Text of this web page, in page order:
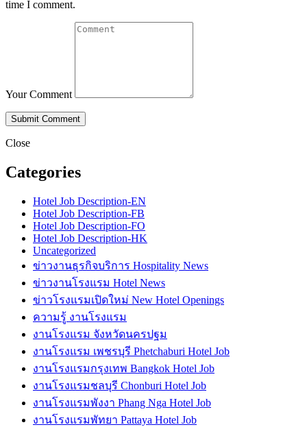
time I comment.
Your Comment
Close
Categories
Hotel Job Description-EN
Hotel Job Description-FB
Hotel Job Description-FO
Hotel Job Description-HK
Uncategorized
ข่าวงานธุรกิจบริการ Hospitality News
ข่าวงานโรงแรม Hotel News
ข่าวโรงแรมเปิดใหม่ New Hotel Openings
ความรู้ งานโรงแรม
งานโรงแรม จังหวัดนครปฐม
งานโรงแรม เพชรบุรี Phetchaburi Hotel Job
งานโรงแรมกรุงเทพ Bangkok Hotel Job
งานโรงแรมชลบุรี Chonburi Hotel Job
งานโรงแรมพังงา Phang Nga Hotel Job
งานโรงแรมพัทยา Pattaya Hotel Job